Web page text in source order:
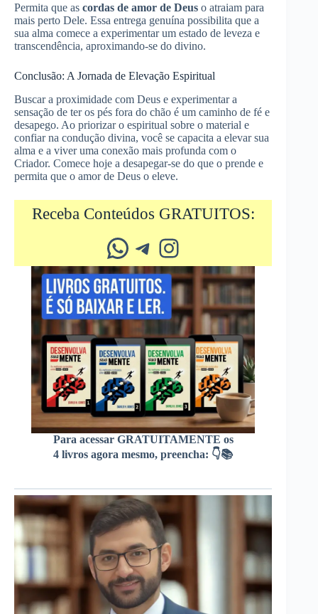
Permita que as cordas de amor de Deus o atraiam para
mais perto Dele. Essa entrega genuína possibilita que a
sua alma comece a experimentar um estado de leveza e
transcendência, aproximando-se do divino.
Conclusão: A Jornada de Elevação Espiritual
Buscar a proximidade com Deus e experimentar a
sensação de ter os pés fora do chão é um caminho de fé e
desapego. Ao priorizar o espiritual sobre o material e
confiar na condução divina, você se capacita a elevar sua
alma e a viver uma conexão mais profunda com o
Criador. Comece hoje a desapegar-se do que o prende e
permita que o amor de Deus o eleve.
Receba Conteúdos GRATUITOS:
Whatsapp Telegram Instagram
Para acessar GRATUITAMENTE os
4 livros agora mesmo, preencha: 👇📚